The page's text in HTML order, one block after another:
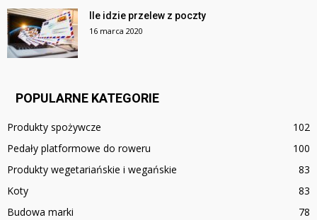
Ile idzie przelew z poczty
16 marca 2020
POPULARNE KATEGORIE
Produkty spożywcze
102
Pedały platformowe do roweru
100
Produkty wegetariańskie i wegańskie
83
Koty
83
Budowa marki
78